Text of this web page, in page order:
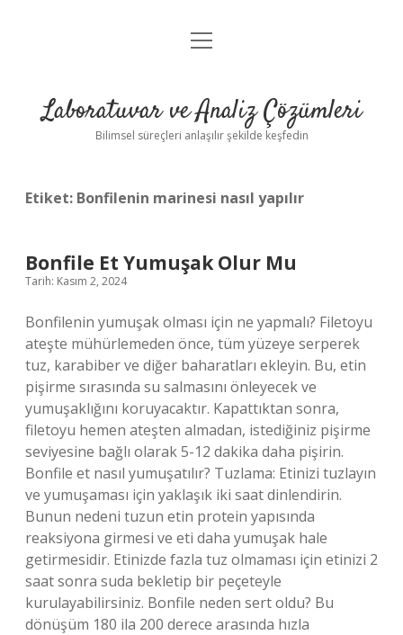
Anasayfa
Yasal Uyarı
menüyü
Laboratuvar ve Analiz Çözümleri
Bilimsel süreçleri anlaşılır şekilde keşfedin
Etiket: Bonfilenin marinesi nasıl yapılır
Bonfile Et Yumuşak Olur Mu
Tarih: Kasım 2, 2024
Bonfilenin yumuşak olması için ne yapmalı? Filetoyu
ateşte mühürlemeden önce, tüm yüzeye serperek
tuz, karabiber ve diğer baharatları ekleyin. Bu, etin
pişirme sırasında su salmasını önleyecek ve
yumuşaklığını koruyacaktır. Kapattıktan sonra,
filetoyu hemen ateşten almadan, istediğiniz pişirme
seviyesine bağlı olarak 5-12 dakika daha pişirin.
Bonfile et nasıl yumuşatılır? Tuzlama: Etinizi tuzlayın
ve yumuşaması için yaklaşık iki saat dinlendirin.
Bunun nedeni tuzun etin protein yapısında
reaksiyona girmesi ve eti daha yumuşak hale
getirmesidir. Etinizde fazla tuz olmaması için etinizi 2
saat sonra suda bekletip bir peçeteyle
kurulayabilirsiniz. Bonfile neden sert oldu? Bu
dönüşüm 180 ila 200 derece arasında hızla